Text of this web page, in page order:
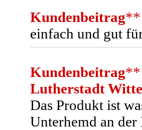
Kundenbeitrag**
einfach und gut
Kundenbeitrag**
Lutherstadt
Das Produkt ist
Unterhemd an der